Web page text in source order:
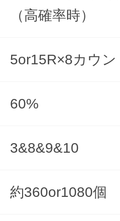
（高確率時）
5or15R×8カウン
60%
3&8&9&10
約360or1080個